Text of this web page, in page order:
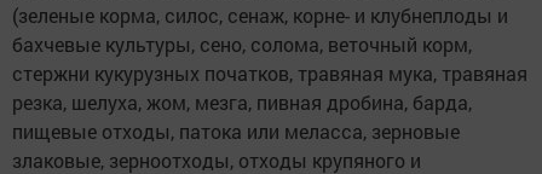
(зеленые корма, силос, сенаж, корне- и клубнеплоды и
бахчевые культуры, сено, солома, веточный корм,
стержни кукурузных початков, травяная мука, травяная
резка, шелуха, жом, мезга, пивная дробина, барда,
пищевые отходы, патока или меласса, зерновые
злаковые, зерноотходы, отходы крупяного и